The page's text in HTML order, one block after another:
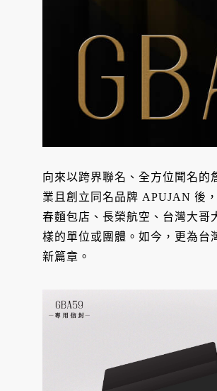
向來以跨界聯名、全方位聞名的
業且創立同名品牌 APUJAN 後
春麵包店、長榮航空、台灣大哥
樣的單位或團體。如今，更為台
新篇章。